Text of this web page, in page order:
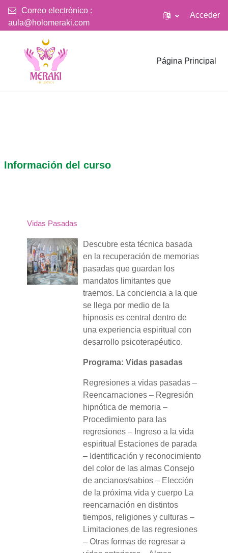
Correo electrónico :
aula@holomeraki.com
Acceder
Página Principal
Información del curso
Vidas Pasadas
Descubre esta técnica basada
en la recuperación de memorias
pasadas que guardan los
mandatos limitantes que
traemos. La conciencia a la que
se llega por medio de la
hipnosis es central dentro de
una experiencia espiritual con
desarrollo psicoterapéutico.
Programa: Vidas pasadas
Regresiones a vidas pasadas –
Reencarnaciones – Regresión
hipnótica de memoria –
Procedimiento para las
regresiones – Ingreso a la vida
espiritual Estaciones de parada
– Identificación y reconocimiento
del color de las almas Consejo
de ancianos/sabios – Elección
de la próxima vida y cuerpo La
reencarnación en distintos
tiempos, religiones y culturas –
Limitaciones de las regresiones
– Otras formas de regresar a